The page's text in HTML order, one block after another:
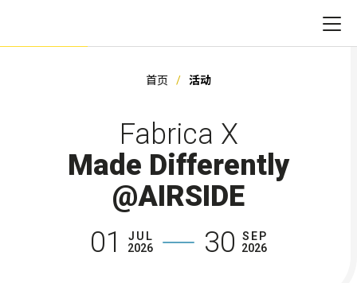
首页 活动
Fabrica X
Made Differently
@AIRSIDE
01
JUL
2026
30
SEP
2026